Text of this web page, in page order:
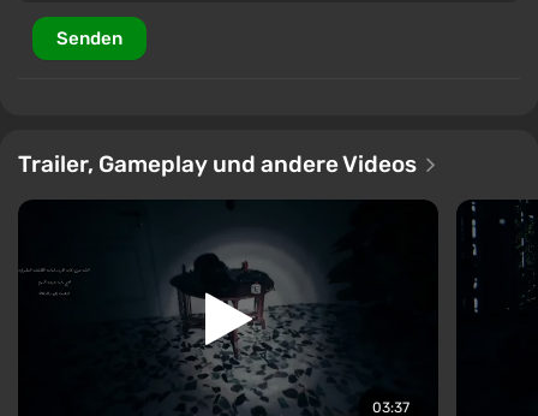
Senden
Trailer, Gameplay und andere Videos
03:37